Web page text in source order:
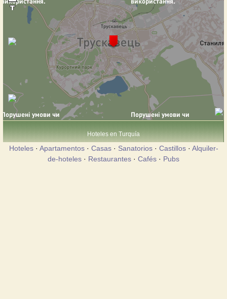
Hoteles en Turquía
Hoteles· Apartamentos· Casas· Sanatorios· Castillos· Alquiler-
de-hoteles · Restaurantes · Cafés · Pubs